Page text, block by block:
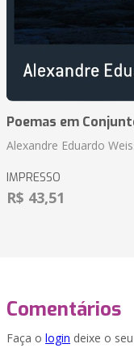
Poemas em
Alexandre Eduardo
IMPRESSO
R$ 43,51
Comentários
Faça o login deixe o